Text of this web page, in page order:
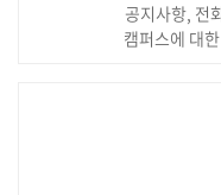
공지사항, 전
캠퍼스에 대